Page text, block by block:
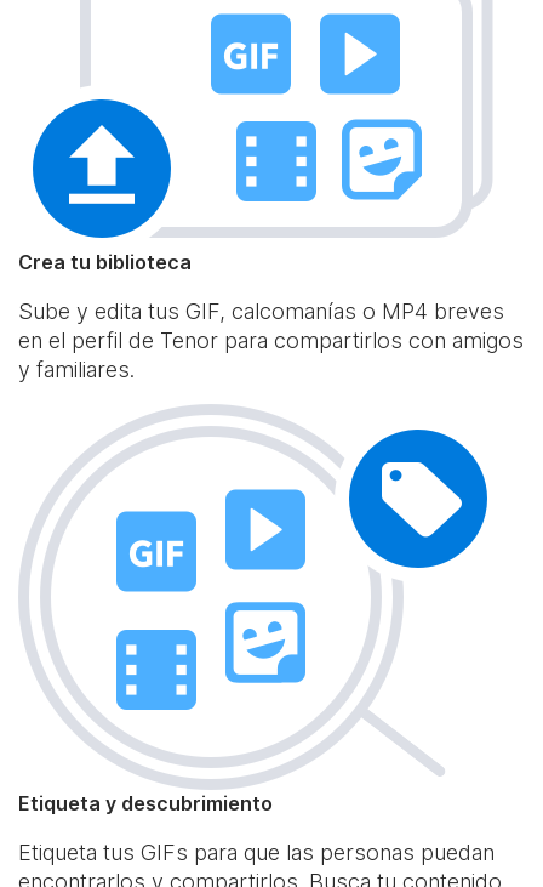
Crea tu biblioteca
Sube y edita tus GIF, calcomanías o MP4 breves
en el perfil de Tenor para compartirlos con amigos
y familiares.
Etiqueta y descubrimiento
Etiqueta tus GIFs para que las personas puedan
encontrarlos y compartirlos. Busca tu contenido